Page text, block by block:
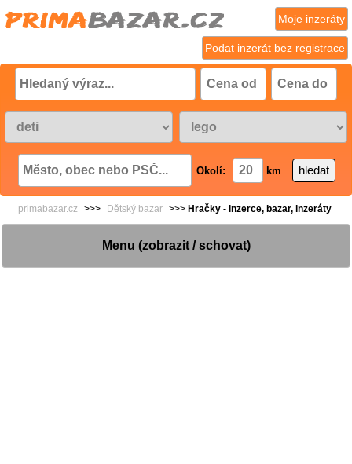
Podat inzerát bez registrace
Moje inzeráty
Okolí: km
primabazar.cz >>> Dětský bazar >>> Hračky - inzerce, bazar, inzeráty
Menu (zobrazit / schovat)